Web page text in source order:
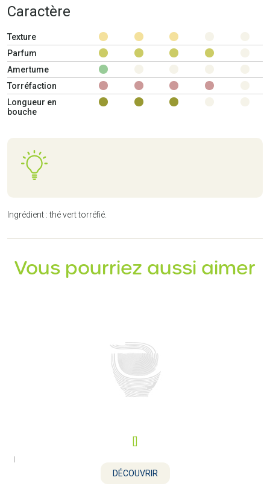
Caractère
Texture
Parfum
Amertume
Torréfaction
Longueur en
bouche
Ingrédient : thé vert torréfié.
Vous pourriez aussi aimer
[]
DÉCOUVRIR